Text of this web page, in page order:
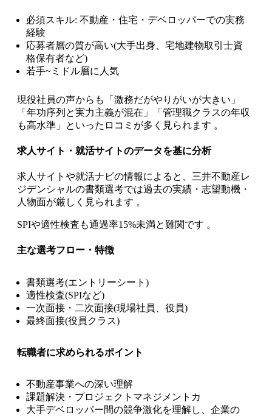
必須スキル: 不動産・住宅・デベロッパーでの実務
経験
応募者層の質が高い(大手出身、宅地建物取引士資
格保有者など)
若手~ミドル層に人気
現役社員の声からも「激務だがやりがいが大きい」
「年功序列と実力主義が混在」「管理職クラスの年収
も高水準」といったロコミが多く見られます 。
求人サイト・就活サイトのデータを基に分析
求人サイトや就活ナビの情報によると、三井不動産レ
ジデンシャルの書類選考では過去の実績・志望動機・
人物面が厳しく見られます 。
SPIや適性検査も通過率15%未満と難関です 。
主な選考フロー・特徴
書類選考(エントリーシート)
適性検査(SPIなど)
一次面接・二次面接(現場社員、役員)
最終面接(役員クラス)
転職者に求められるポイント
不動産事業への深い理解
課題解決・プロジェクトマネジメントカ
大手デベロッパー間の競争激化を理解し、企業の